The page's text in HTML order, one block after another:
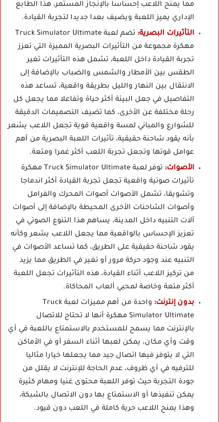
مما يمنح اللاعب إحساسا بالإنجاز المستمر، هذا الطابع
الإداري يميز اللعبة ويضيف بعدا جديدا لتجربة القيادة.
التأثيرات البصرية:
تضم لعبة Truck Simulator Ultimate
مهكرة مجموعة من التأثيرات البصرية المميزة التي تعزز
تجربة القيادة داخل اللعبة، تشمل هذه التأثيرات تغير
الطقس بين الأمطار والشمس والضباب بالإضافة إلى
الانتقال بين النهار والليل بطريقة واقعية، تساعد هذه
التفاصيل في جعل البيئة أكثر حياة وتفاعلا مما يجعل كل
رحلة مختلفة عن الأخرى، كما تضيف التصميمات الدقيقة
للشوارع والمباني لمسة واقعية قوية تجعل اللاعب يشعر
بأنه يقود شاحنة حقيقية، تأثيرات اللعبة البصرية من أهم
عوامل قوتها وتجعل تجربة اللعب أكثر غمرا ومتعة.
الأصوات:
توفر لعبة Truck Simulator Ultimate مهكرة
تأثيرات صوتية واقعية تجعل تجربة القيادة أكثر اندماجا
وتشويقا، تشمل الأصوات أصوات المحرك والفرامل
وأصوات الشاحنات الأخرى المحيطة بالإضافة إلى أصوات
آلات التنبيه داخل المدينة، يساهم هذا التنوع الصوتي في
تعزيز الإحساس بالواقعية مما يجعل اللاعب يشعر وكأنه
يقود شاحنة حقيقية على الطريق، كما تساعد الأصوات في
التنبيه عند وجود حركة مرور أو تغير في الطريق مما يزيد
من تركيز اللاعب أثناء القيادة، هذه التأثيرات تجعل اللعبة
أكثر متعة وخاصة لمحبي ألعاب المحاكاة.
بدون إنترنت:
واحدة من أهم مميزات لعبة Truck
Simulator Ultimate مهكرة أنها لا تحتاج للاتصال
بالإنترنت مما يسمح للمستخدم بالاستمتاع باللعبة في أي
وقت وأي مكان، يمكن لعبها أثناء السفر أو في الأماكن
التي لا يتوفر فيها اتصال جيد مما يجعلها خيارا مثاليا
للترفيه في أي ظروف، عدم الحاجة للإنترنت لا يقلل من
جودة التجربة حيث توفر اللعبة محتوى غنيا ومهام كثيرة
يمكن تنفيذها أو الاستمتاع بها دون الاتصال بالشبكة،
وهذا يمنح اللاعب حرية كاملة في اللعب دون قيود.